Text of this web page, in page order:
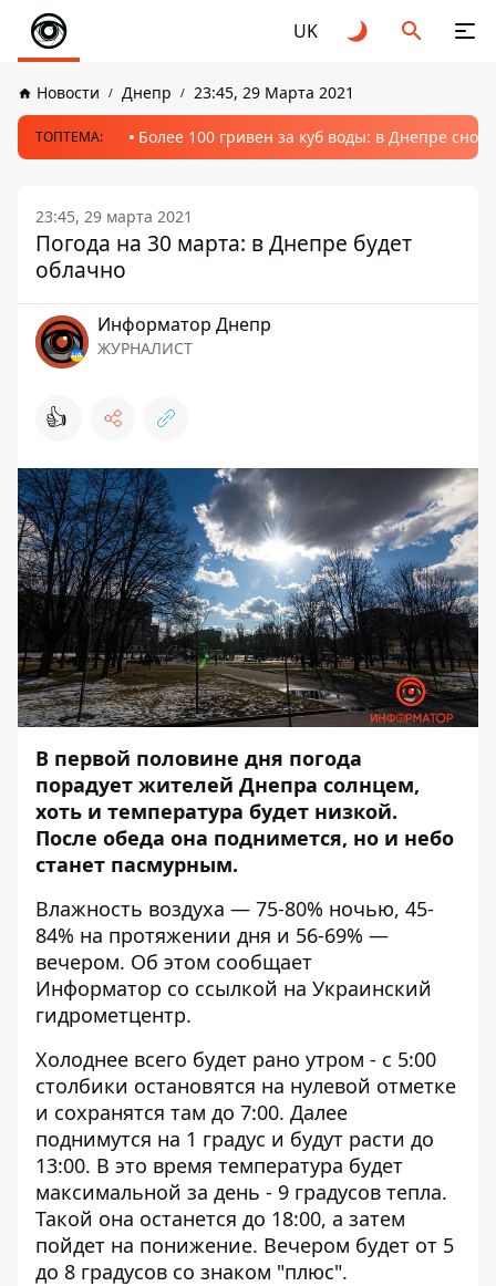
UK
Новости Днепр 23:45, 29 Марта 2021
ТОПТЕМА: Более 100 гривен за куб воды: в Днепре
23:45, 29 марта 2021
Погода на 30 марта: в Днепре будет
облачно
Информатор Днепр
ЖУРНАЛИСТ
👍
В первой половине дня погода
порадует жителей Днепра солнцем,
хоть и температура будет низкой.
После обеда она поднимется, но и небо
станет пасмурным.
Влажность воздуха — 75-80% ночью, 45-
84% на протяжении дня и 56-69% —
вечером. Об этом сообщает
Информатор со ссылкой на Украинский
гидрометцентр.
Холоднее всего будет рано утром - с 5:00
столбики остановятся на нулевой отметке
и сохранятся там до 7:00. Далее
поднимутся на 1 градус и будут расти до
13:00. В это время температура будет
максимальной за день - 9 градусов тепла.
Такой она останется до 18:00, а затем
пойдет на понижение. Вечером будет от 5
до 8 градусов со знаком "плюс".